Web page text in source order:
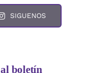
SIGUENOS
boletín